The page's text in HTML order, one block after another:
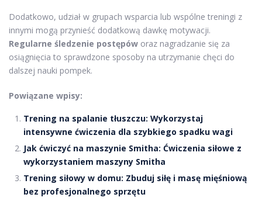
Dodatkowo, udział w grupach wsparcia lub wspólne treningi z
innymi mogą przynieść dodatkową dawkę motywacji.
Regularne śledzenie postępów oraz nagradzanie się za
osiągnięcia to sprawdzone sposoby na utrzymanie chęci do
dalszej nauki pompek.
Powiązane wpisy:
Trening na spalanie tłuszczu: Wykorzystaj
intensywne ćwiczenia dla szybkiego spadku wagi
Jak ćwiczyć na maszynie Smitha: Ćwiczenia siłowe z
wykorzystaniem maszyny Smitha
Trening siłowy w domu: Zbuduj siłę i masę mięśniową
bez profesjonalnego sprzętu